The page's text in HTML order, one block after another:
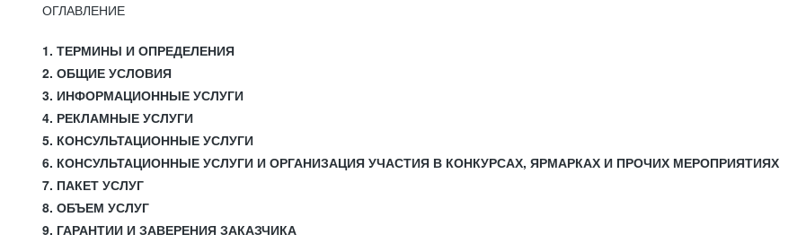
ОГЛАВЛЕНИЕ
1. ТЕРМИНЫ И ОПРЕДЕЛЕНИЯ
2. ОБЩИЕ УСЛОВИЯ
3. ИНФОРМАЦИОННЫЕ УСЛУГИ
4. РЕКЛАМНЫЕ УСЛУГИ
5. КОНСУЛЬТАЦИОННЫЕ УСЛУГИ
6. КОНСУЛЬТАЦИОННЫЕ УСЛУГИ И ОРГАНИЗАЦИЯ УЧАСТИЯ В КОНКУРСАХ, ЯРМАРКАХ И ПРОЧИХ МЕРОПРИЯТИЯХ
7. ПАКЕТ УСЛУГ
8. ОБЪЕМ УСЛУГ
9. ГАРАНТИИ И ЗАВЕРЕНИЯ ЗАКАЗЧИКА